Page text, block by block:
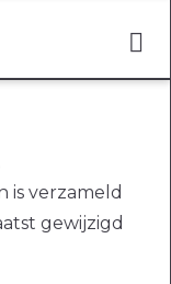
is verzameld
gewijzigd